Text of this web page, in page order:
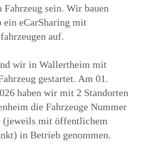
Fahrzeug sein. Wir bauen
ein eCarSharing mit
auf.
wir in Wallertheim mit
gestartet. Am 01.
haben wir mit 2 Standorten
die Fahrzeuge Nummer
(jeweils mit öffentlichem
in Betrieb genommen.